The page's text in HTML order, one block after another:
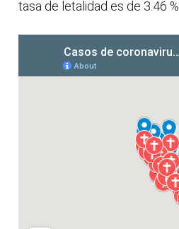
tasa de letalidad es de 3.46 %.